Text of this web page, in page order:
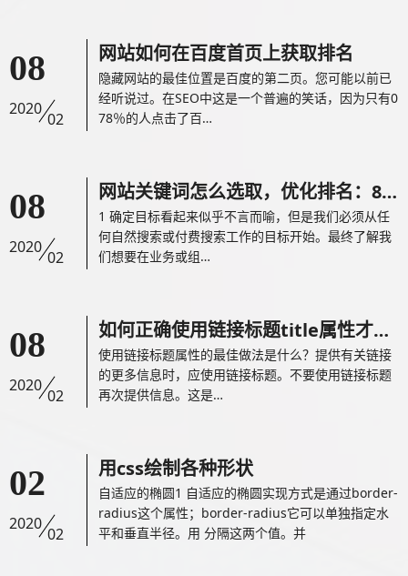
08
2020
02
网站如何在百度首页上获取排名
隐藏网站的最佳位置是百度的第二页。您可能以前已
经听说过。在SEO中这是一个普遍的笑话，因为只有0
78％的人点击了百…
08
2020
02
网站关键词怎么选取，优化排名：8个...
1 确定目标看起来似乎不言而喻，但是我们必须从任
何自然搜索或付费搜索工作的目标开始。最终了解我
们想要在业务或组…
08
2020
02
如何正确使用链接标题title属性才有...
使用链接标题属性的最佳做法是什么？提供有关链接
的更多信息时，应使用链接标题。不要使用链接标题
再次提供信息。这是…
02
2020
02
用css绘制各种形状
自适应的椭圆1 自适应的椭圆实现方式是通过border-
radius这个属性；border-radius它可以单独指定水
平和垂直半径。用 分隔这两个值。并